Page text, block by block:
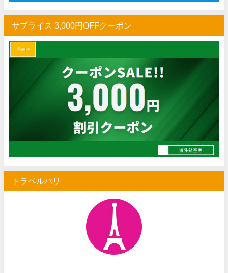
サプライス 3,000円OFFクーポン
トラベルパリ